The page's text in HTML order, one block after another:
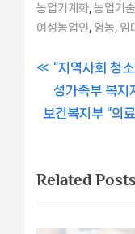
농업기계화 농업기술
여성농업인
영농 임
글
내
게
이
P
r
e
o
u
s
“지역사회 청
성가족부 복지
N
t
P
o
보건복지부 “의
Related Posts